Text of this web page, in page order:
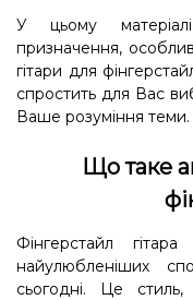
У цьому
призначення,
гітари для
спростить для Вас
Ваше розуміння теми.
Що таке
Фінгерстайл
найулюбленіших
сьогодні. Це